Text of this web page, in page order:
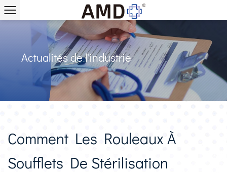
Actualités de l'industrie
Comment Les Rouleaux À
Soufflets De Stérilisation